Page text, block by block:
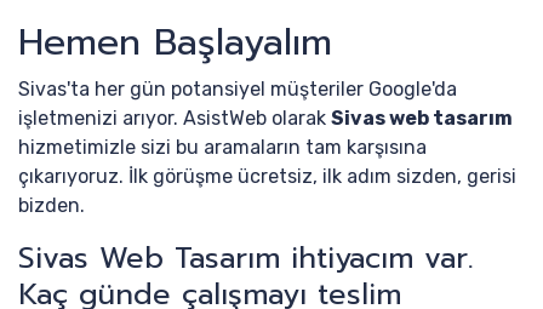
Hemen Başlayalım
Sivas'ta her gün potansiyel müşteriler Google'da
işletmenizi arıyor. AsistWeb olarak Sivas web tasarım
hizmetimizle sizi bu aramaların tam karşısına
çıkarıyoruz. İlk görüşme ücretsiz, ilk adım sizden, gerisi
bizden.
Sivas Web Tasarım ihtiyacım var.
Kaç günde çalışmayı teslim